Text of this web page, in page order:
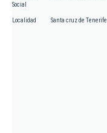
Social
Localidad Santa cruz de Tenerife